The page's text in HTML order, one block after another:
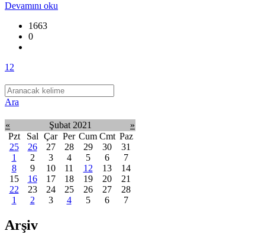
Devamını oku
1663
0
1 2
Ara
« Şubat 2021
»
Pzt
Sal Çar Per Cum Cmt Paz
25
26 27 28 29 30
31
1
2 3 4 5 6
7
8
9 10 11 12 13
14
15
16 17 18 19 20
21
22
23 24 25 26 27
28
1
2 3 4 5 6 7
Arşiv